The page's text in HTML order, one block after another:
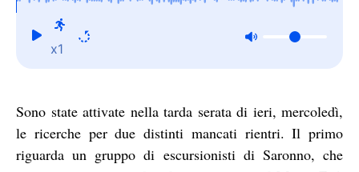
Grande
x1
Sono state attivate nella tarda serata di ieri, mercoledì,
le ricerche per due distinti mancati rientri. Il primo
riguarda un gruppo di escursionisti di Saronno, che